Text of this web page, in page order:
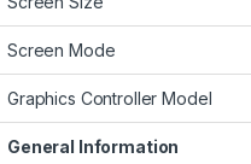
Screen Mode
Graphics Controller Model
General Information